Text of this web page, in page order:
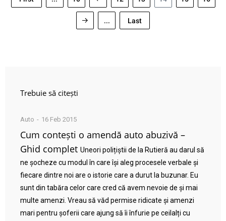
... Last
Trebuie să citești
Auto 16 Feb 2015
Cum contești o amendă auto abuzivă –
Ghid complet Uneori polițiștii de la Rutieră au darul să
ne șocheze cu modul în care își aleg procesele verbale și
fiecare dintre noi are o istorie care a durut la buzunar. Eu
sunt din tabăra celor care cred că avem nevoie de și mai
multe amenzi. Vreau să văd permise ridicate și amenzi
mari pentru șoferii care ajung să îi înfurie pe ceilalți cu